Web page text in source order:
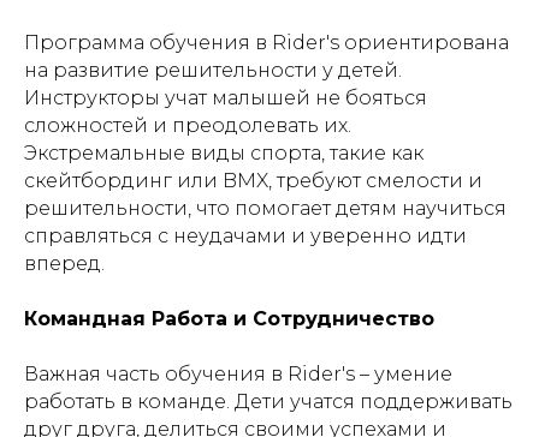
Программа обучения в Rider's ориентирована
на развитие решительности у детей.
Инструкторы учат малышей не бояться
сложностей и преодолевать их.
Экстремальные виды спорта, такие как
скейтбординг или BMX, требуют смелости и
решительности, что помогает детям научиться
справляться с неудачами и уверенно идти
вперед.
Командная Работа и Сотрудничество
Важная часть обучения в Rider's – умение
работать в команде. Дети учатся поддерживать
друг друга, делиться своими успехами и